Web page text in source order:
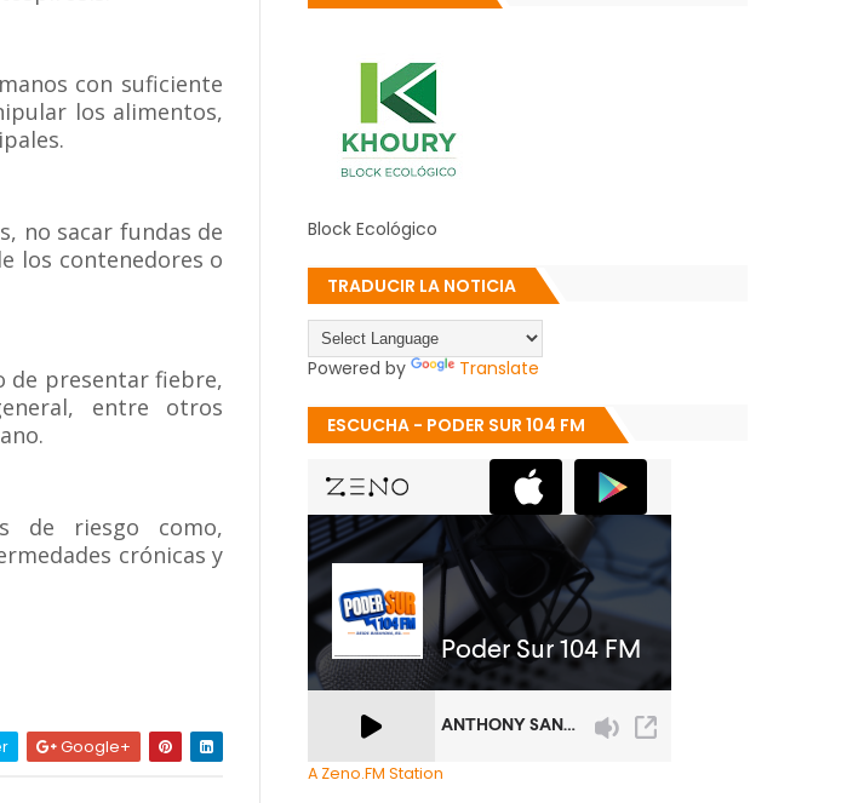
con suficiente
los alimentos,
no sacar fundas de
los contenedores o
de presentar fiebre,
entre otros
de riesgo como,
crónicas y
Google+
Block Ecológico
TRADUCIR LA NOTICIA
Powered by Translate
ESCUCHA - PODER SUR 104 FM
A Zeno.FM Station